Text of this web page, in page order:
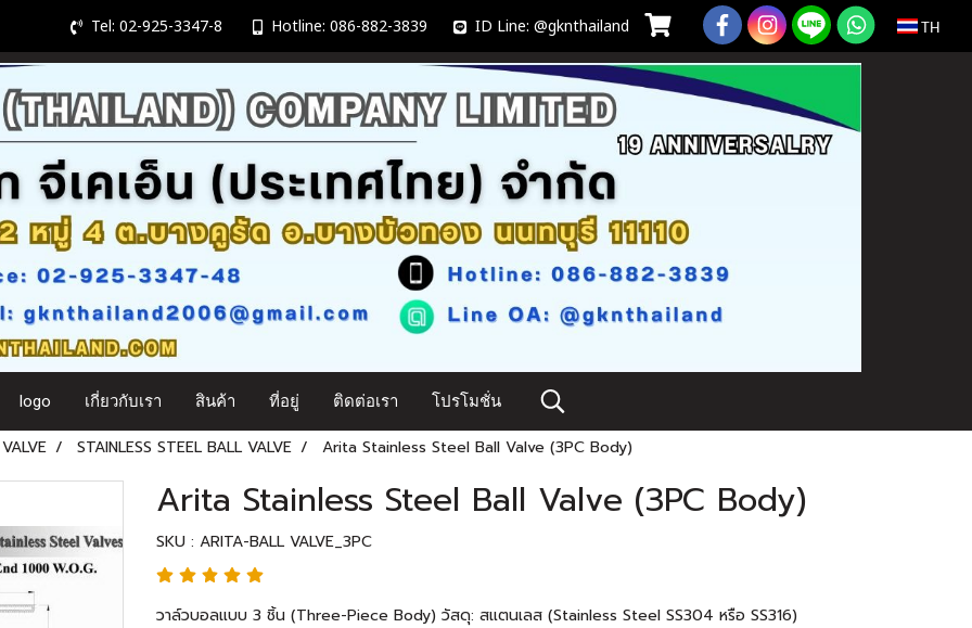
Tel: 02-925-3347-8 Hotline: 086-882-3839 ID Line: @gknthailand TH
logo เกี่ยวกับเรา สินค้า ที่อยู่ ติดต่อเรา โปรโมชั่น
STAINLESS STEEL BALL VALVE Arita Stainless Steel Ball Valve (3PC Body)
Arita Stainless Steel Ball Valve (3PC Body)
SKU : ARITA-BALL VALVE_3PC
วาล์วบอลแบบ 3 ชิ้น (Three-Piece Body) วัสดุ: สแตนเลส (Stainless Steel SS304 หรือ SS316)